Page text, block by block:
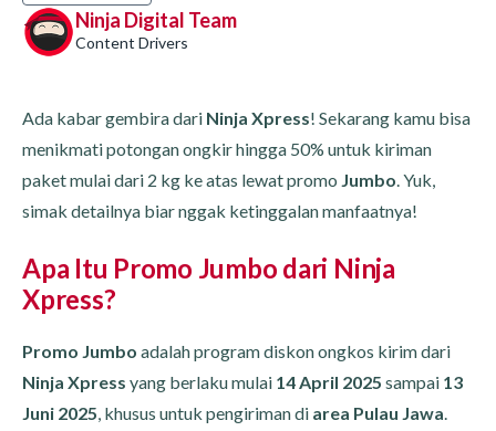
Ninja Digital Team
Content Drivers
Ada kabar gembira dari Ninja Xpress! Sekarang kamu bisa
menikmati potongan ongkir hingga 50% untuk kiriman
paket mulai dari 2 kg ke atas lewat promo Jumbo. Yuk,
simak detailnya biar nggak ketinggalan manfaatnya!
Apa Itu Promo Jumbo dari Ninja
Xpress?
Promo Jumbo adalah program diskon ongkos kirim dari
Ninja Xpress yang berlaku mulai 14 April 2025 sampai 13
Juni 2025, khusus untuk pengiriman di area Pulau Jawa.